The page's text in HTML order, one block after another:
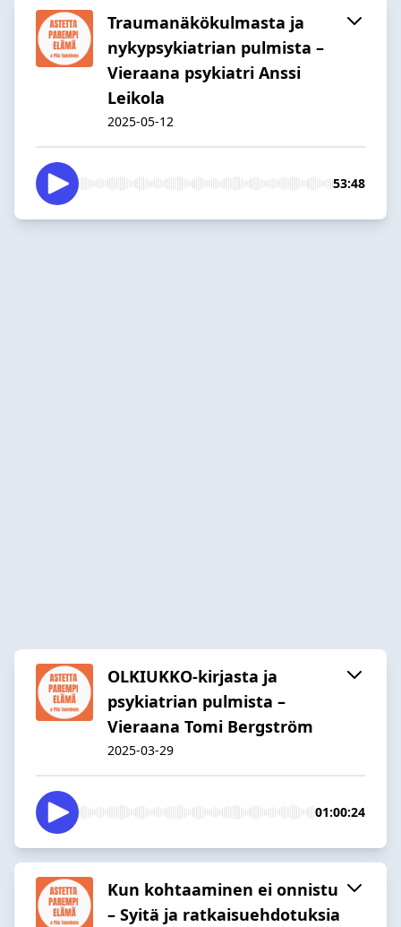
Traumanäkökulmasta ja
nykypsykiatrian pulmista –
Vieraana psykiatri Anssi
Leikola
2025-05-12
53:48
OLKIUKKO-kirjasta ja
psykiatrian pulmista –
Vieraana Tomi Bergström
2025-03-29
01:00:24
Kun kohtaaminen ei onnistu
– Syitä ja ratkaisuehdotuksia